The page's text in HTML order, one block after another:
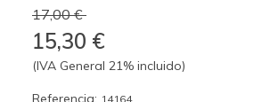
17,00 €
15,30 €
(IVA General 21% incluido)
Referencia: 14164